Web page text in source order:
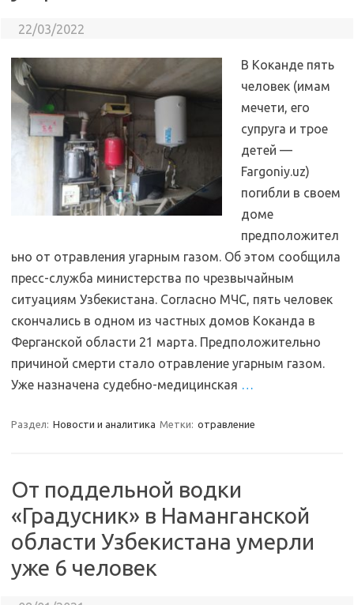
22/03/2022
В Коканде пять
человек (имам
мечети, его
супруга и трое
детей —
Fargoniy.uz)
погибли в своем
доме
предположител
ьно от отравления угарным газом. Об этом сообщила
пресс-служба министерства по чрезвычайным
ситуациям Узбекистана. Согласно МЧС, пять человек
скончались в одном из частных домов Коканда в
Ферганской области 21 марта. Предположительно
причиной смерти стало отравление угарным газом.
Уже назначена судебно-медицинская …
Раздел: Новости и аналитика Метки: отравление
От поддельной водки
«Градусник» в Наманганской
области Узбекистана умерли
уже 6 человек